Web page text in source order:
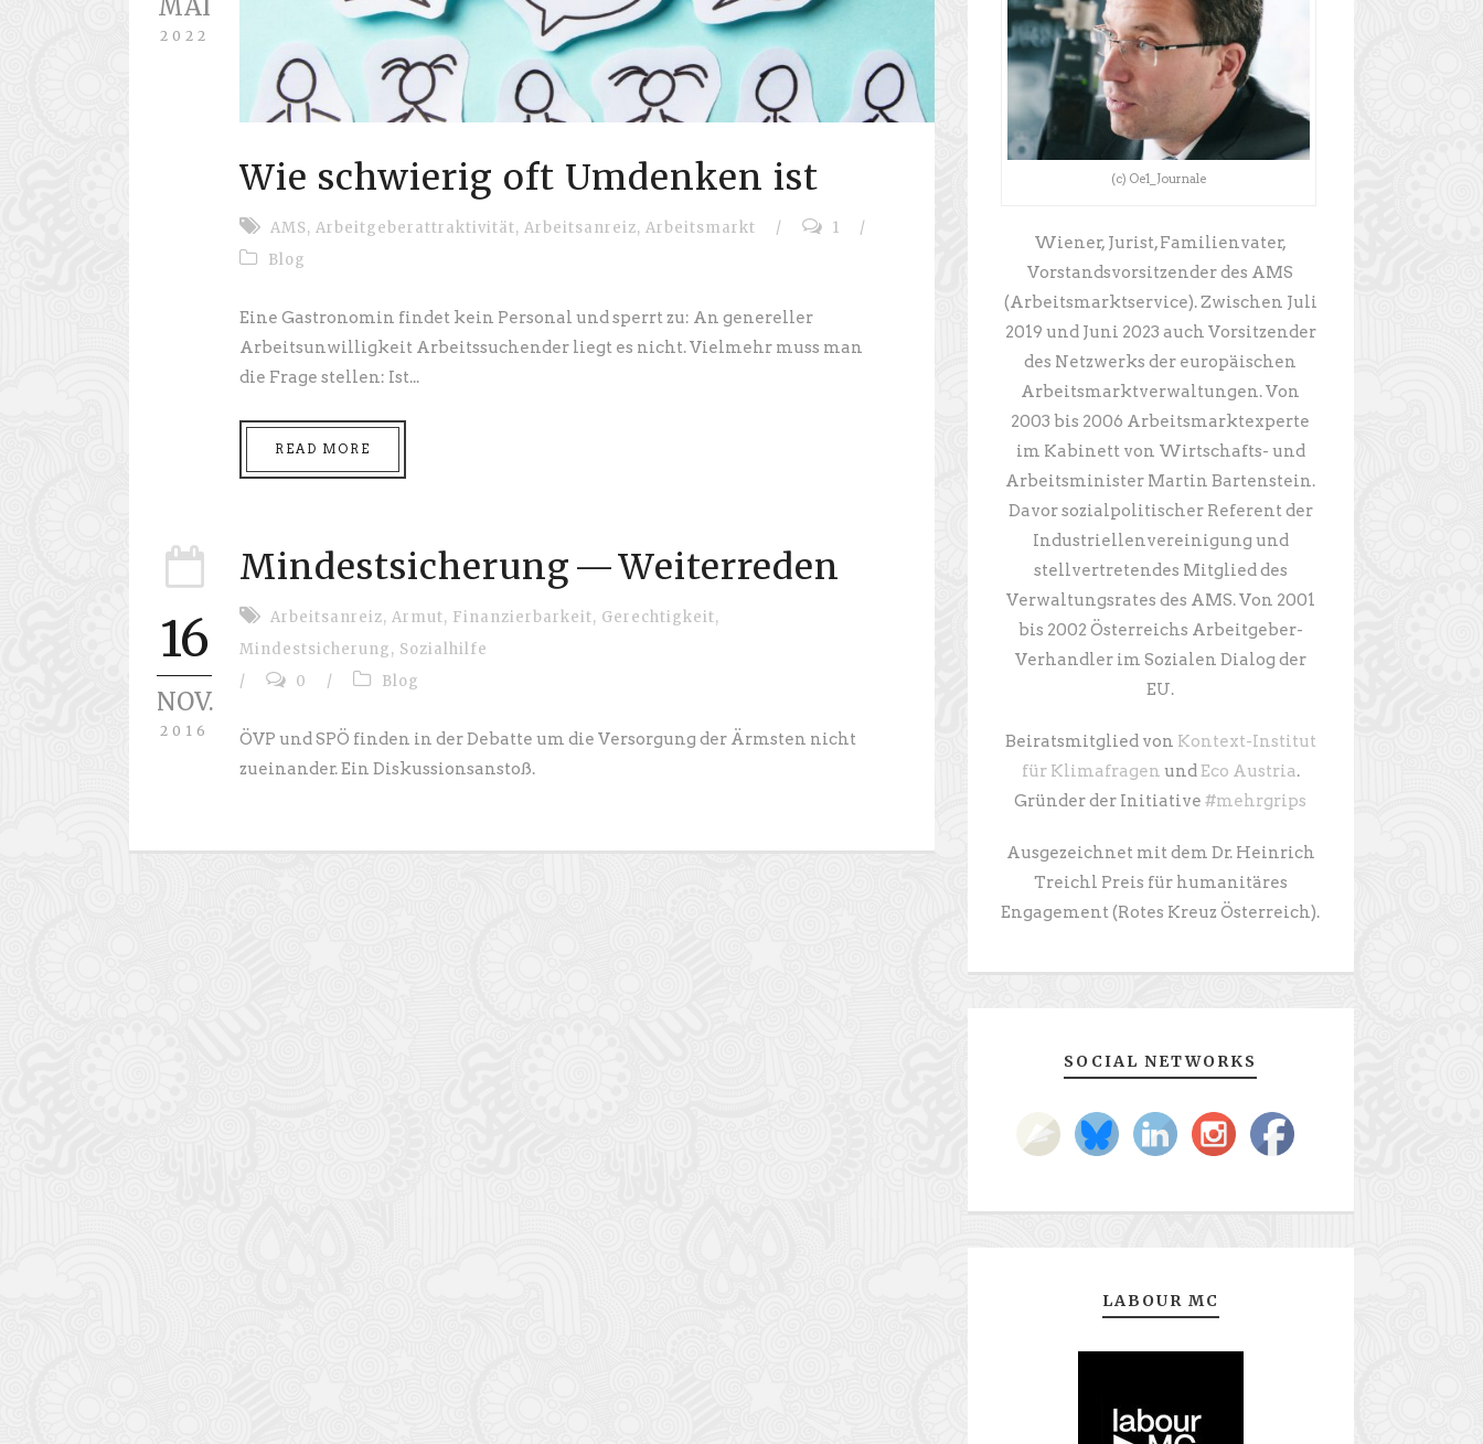
MAI
2022
Wie schwierig oft Umdenken ist
AMS, Arbeitgeberattraktivität, Arbeitsanreiz, Arbeitsmarkt / 1
/
Blog
Eine Gastronomin findet kein Personal und sperrt zu: An genereller
Arbeitsunwilligkeit Arbeitssuchender liegt es nicht. Vielmehr muss man
die Frage stellen: Ist...
READ MORE
16
NOV.
2016
Mindestsicherung — Weiterreden
Arbeitsanreiz, Armut, Finanzierbarkeit, Gerechtigkeit,
Mindestsicherung, Sozialhilfe
/
0 / Blog
ÖVP und SPÖ finden in der Debatte um die Versorgung der Ärmsten nicht
zueinander. Ein Diskussionsanstoß.
(c) Oe1_Journale
Wiener, Jurist, Familienvater,
Vorstandsvorsitzender des AMS
(Arbeitsmarktservice). Zwischen Juli
2019 und Juni 2023 auch Vorsitzender
des Netzwerks der europäischen
Arbeitsmarktverwaltungen. Von
2003 bis 2006 Arbeitsmarktexperte
im Kabinett von Wirtschafts- und
Arbeitsminister Martin Bartenstein.
Davor sozialpolitischer Referent der
Industriellenvereinigung und
stellvertretendes Mitglied des
Verwaltungsrates des AMS. Von 2001
bis 2002 Österreichs Arbeitgeber-
Verhandler im Sozialen Dialog der
EU.
Beiratsmitglied von Kontext-Institut
für Klimafragen und Eco Austria.
Gründer der Initiative#mehrgrips
Ausgezeichnet mit dem Dr. Heinrich
Treichl Preis für humanitäres
Engagement (Rotes Kreuz Österreich).
SOCIAL NETWORKS
LABOUR MC